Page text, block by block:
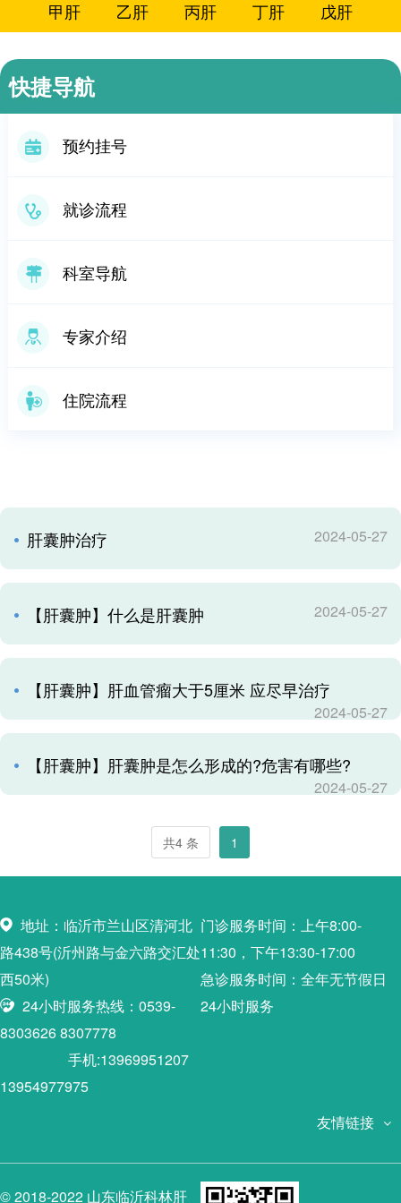
甲肝 乙肝 丙肝 丁肝 戊肝
庚肝
快捷导航
预约挂号
就诊流程
科室导航
专家介绍
住院流程
肝囊肿治疗 2024-05-27
【肝囊肿】什么是肝囊肿 2024-05-27
【肝囊肿】肝血管瘤大于5厘米 应尽早治疗
2024-05-27
【肝囊肿】肝囊肿是怎么形成的?危害有哪些?
2024-05-27
共4 条 1
地址：临沂市兰山区清河北
路438号(沂州路与金六路交汇处
西50米)
24小时服务热线：0539-
8303626 8307778
手机:13969951207
13954977975
门诊服务时间：上午8:00-
11:30，下午13:30-17:00
急诊服务时间：全年无节假日
24小时服务
友情链接
© 2018-2022 山东临沂科林肝